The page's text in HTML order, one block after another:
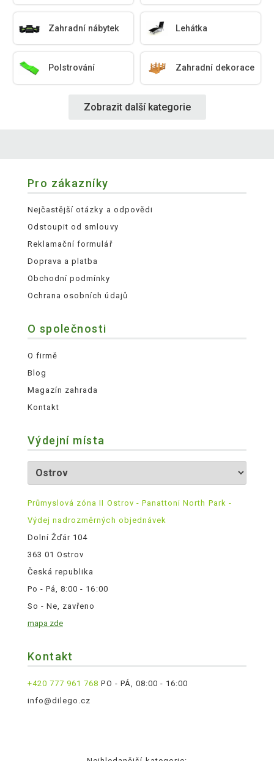
Zahradní nábytek Lehátka
Polstrování Zahradní dekorace
Zobrazit další kategorie
Pro zákazníky
Nejčastější otázky a odpovědi
Odstoupit od smlouvy
Reklamační formulář
Doprava a platba
Obchodní podmínky
Ochrana osobních údajů
O společnosti
O firmě
Blog
Magazín zahrada
Kontakt
Výdejní místa
Průmyslová zóna II Ostrov - Panattoni North Park -
Výdej nadrozměrných objednávek
Dolní Žďár 104
363 01 Ostrov
Česká republika
Po - Pá, 8:00 - 16:00
So - Ne, zavřeno
mapa zde
Kontakt
+420 777 961 768 PO - PÁ, 08:00 - 16:00
info@dilego.cz